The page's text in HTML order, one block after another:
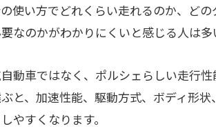
使い方でどれくらい走れるのか、ど
なのかがわかりにくいと感じる人は多
動車ではなく、ポルシェらしい走行性
と、加速性能、駆動方式、ボディ形
やすくなります。